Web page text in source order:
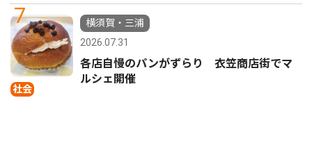
7
社会
横須賀・三浦
2026.07.31
各店自慢のパンがずらり 衣笠商店街でマ
ルシェ開催